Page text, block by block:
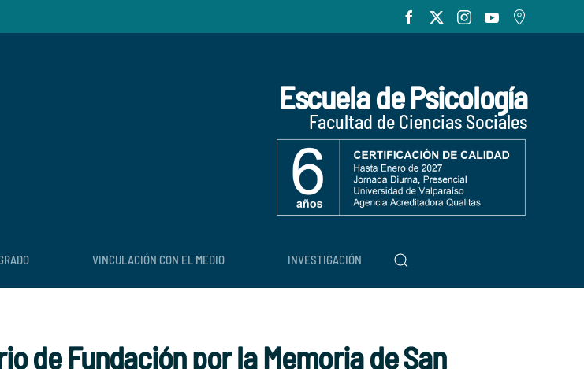
Escuela de Psicología
Facultad de Ciencias Sociales
VINCULACIÓN CON EL MEDIO INVESTIGACIÓN
de Fundación por la Memoria de San